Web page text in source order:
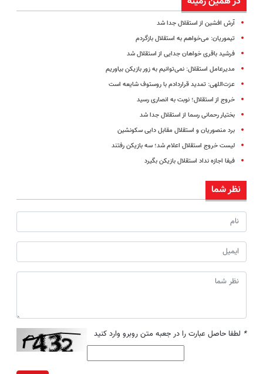
آرش افشین از استقلال جدا شد
تیموریان: می‌خواهم به استقلال بازگردم
فرشید باقری خواهان جدایی از استقلال شد
مدیرعامل استقلال: نمی‌توانیم به زور بازیکن بیاوریم
عزت‌اللهی: تمدید قراردادم با روستوف شایعه است
خروج از استقلال؛ نوبت به انصاری رسید
بختیار رحمانی رسما از استقلال جدا شد
برد منصوریان و استقلال مقابل دایی سکونشین
لیست خروج استقلال اعلام شد؛ سه بازیکن رفتند
فیفا اجازه نداد استقلال بازیکن بگیرد
نظر شما
* لطفا حاصل عبارت را در جعبه متن روبرو وارد کنید